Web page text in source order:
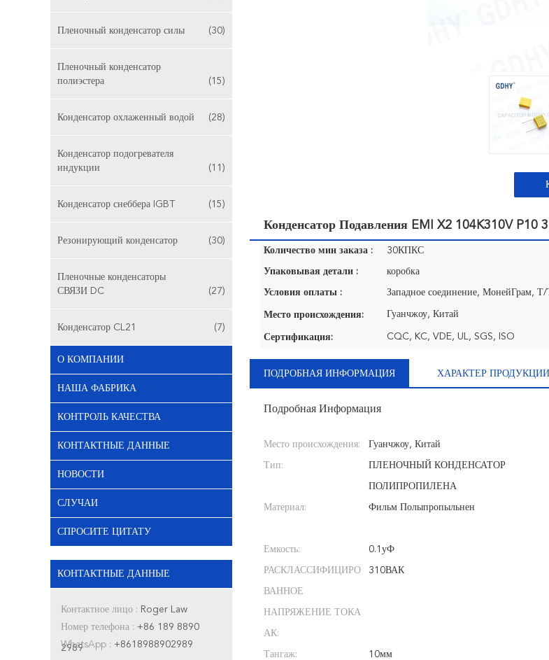
Пленочный конденсатор силы (30)
Пленочный конденсатор
полиэстера
(15)
Конденсатор охлаженный водой (28)
Конденсатор подогревателя
индукции
(11)
Конденсатор снеббера IGBT (15)
Резонирующий конденсатор (30)
Пленочные конденсаторы
СВЯЗИ DC
(27)
Конденсатор CL21 (7)
О КОМПАНИИ
НАША ФАБРИКА
КОНТРОЛЬ КАЧЕСТВА
КОНТАКТНЫЕ ДАННЫЕ
НОВОСТИ
СЛУЧАИ
СПРОСИТЕ ЦИТАТУ
КОНТАКТНЫЕ ДАННЫЕ
Контактное лицо : Roger Law
Номер телефона : +86 189 8890
2989
WhatsApp : +8618988902989
Конденсатор Подавления EMI X2 104K310V P10
Количество мин заказа : 30КПКС
Упаковывая детали : коробка
Условия оплаты : Западное соединение, МонейГрам,
Место происхождения: Гуанчжоу, Китай
Сертификация: CQC, KC, VDE, UL, SGS, ISO
ПОДРОБНАЯ ИНФОРМАЦИЯ ХАРАКТЕР ПРОДУКЦИИ
Подробная Информация
Место происхождения: Гуанчжоу, Китай
Тип: ПЛЕНОЧНЫЙ КОНДЕНСАТОР
ПОЛИПРОПИЛЕНА
Материал: Фильм Полыпропыльнен
Емкость: 0.1уФ
РАСКЛАССИФИЦИРО
ВАННОЕ
НАПРЯЖЕНИЕ ТОКА
АК:
310ВАК
Тангаж: 10мм